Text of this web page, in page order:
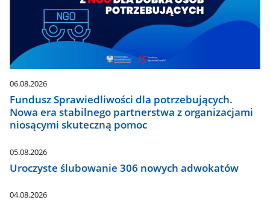
06.08.2026
Fundusz Sprawiedliwości dla potrzebujących.
Nowa era stabilnego partnerstwa z organizacjami
niosącymi skuteczną pomoc
05.08.2026
Uroczyste ślubowanie 306 nowych adwokatów
04.08.2026